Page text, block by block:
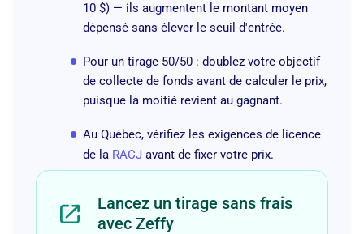
10 $) — ils augmentent le montant moyen
dépensé sans élever le seuil d'entrée.
Pour un tirage 50/50 : doublez votre objectif
de collecte de fonds avant de calculer le prix,
puisque la moitié revient au gagnant.
Au Québec, vérifiez les exigences de licence
de la RACJ avant de fixer votre prix.
Lancez un tirage sans frais
avec Zeffy